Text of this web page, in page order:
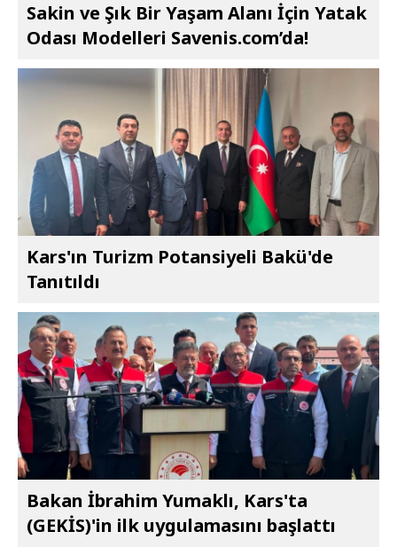
Sakin ve Şık Bir Yaşam Alanı İçin Yatak
Odası Modelleri Savenis.com’da!
Kars'ın Turizm Potansiyeli Bakü'de
Tanıtıldı
Bakan İbrahim Yumaklı, Kars'ta
(GEKİS)'in ilk uygulamasını başlattı